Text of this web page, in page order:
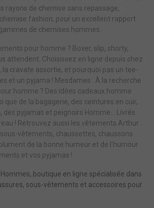
rayons de chemise sans repassage,
fashion, pour un excellent rapport
de chemises hommes.
pour homme ? Boxer, slip, shorty,
attendent. Choisissez en ligne depuis chez
la cravate assortie, et pourquoi pas un tee-
et un pyjama ! Mesdames : À la recherche
homme ? Des idées cadeaux homme
que de la bagagerie, des ceintures en cuir,
des pyjamas et peignoirs Homme… Livrés
! Retrouvez aussi les vêtements Arthur :
vêtements, chaussettes, chaussons
de la bonne humeur et de l'humour
et vos pyjamas !
boutique en ligne spécialisée dans
sous-vêtements et accessoires pour